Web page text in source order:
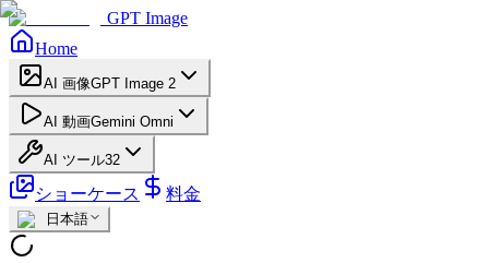
GPT Image
Home
AI 画像GPT Image 2
AI 動画Gemini Omni
AI ツール32
ショーケース 料金
日本語